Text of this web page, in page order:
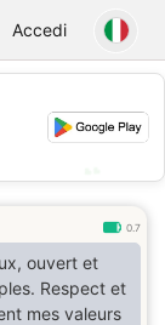
Accedi
0.7
ouvert et
Respect et
mes valeurs